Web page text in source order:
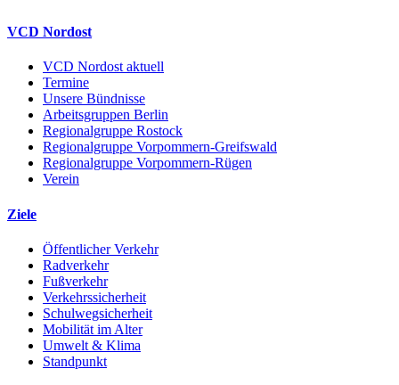
VCD Nordost
VCD Nordost aktuell
Termine
Unsere Bündnisse
Arbeitsgruppen Berlin
Regionalgruppe Rostock
Regionalgruppe Vorpommern-Greifswald
Regionalgruppe Vorpommern-Rügen
Verein
Ziele
Öffentlicher Verkehr
Radverkehr
Fußverkehr
Verkehrssicherheit
Schulwegsicherheit
Mobilität im Alter
Umwelt & Klima
Standpunkt